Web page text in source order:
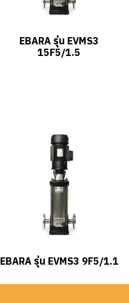
EBARA รุ่น EVMS3
15F5/1.5
EBARA รุ่น EVMS3 9F5/1.1